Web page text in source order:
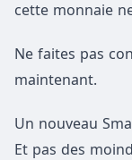
cette monnaie
Ne faites pas
maintenant.
Un nouveau
Et pas des